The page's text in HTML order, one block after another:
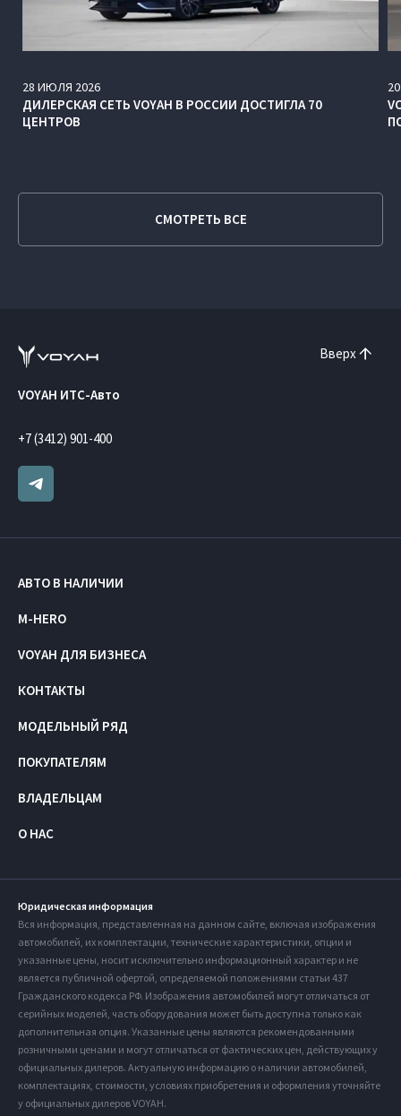
28 ИЮЛЯ 2026
ДИЛЕРСКАЯ СЕТЬ VOYAH В РОССИИ ДОСТИГЛА 70
ЦЕНТРОВ
20
СМОТРЕТЬ ВСЕ
Вверх
VOYAH ИТС-Авто
+7 (3412) 901-400
АВТО В НАЛИЧИИ
M-HERO
VOYAH ДЛЯ БИЗНЕСА
КОНТАКТЫ
МОДЕЛЬНЫЙ РЯД
ПОКУПАТЕЛЯМ
ВЛАДЕЛЬЦАМ
О НАС
Юридическая информация
Вся информация, представленная на данном сайте, включая изображения
автомобилей, их комплектации, технические характеристики, опции и
указанные цены, носит исключительно информационный характер и не
является публичной офертой, определяемой положениями статьи 437
Гражданского кодекса РФ. Изображения автомобилей могут отличаться от
серийных моделей, часть оборудования может быть доступна только как
дополнительная опция. Указанные цены являются рекомендованными
розничными ценами и могут отличаться от фактических цен, действующих у
официальных дилеров. Актуальную информацию о наличии автомобилей,
комплектациях, стоимости, условиях приобретения и оформления уточняйте
у официальных дилеров VOYAH.